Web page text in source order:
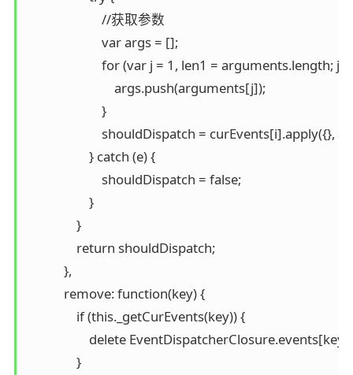
                        //获取参数
                        var args = [];
for (var j = 1, len1 = arguments.length; j
                            args.push(arguments[j]);
                        }
shouldDispatch = curEvents[i].apply({},
                    } catch (e) {
                        shouldDispatch = false;
                    }
                }
                return shouldDispatch;
            },
            remove: function(key) {
                if (this._getCurEvents(key)) {
                    delete EventDispatcherClosure.events[key];
                }